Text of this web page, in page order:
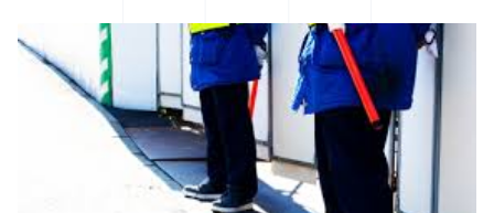
仕上げたものでしょうか。 次回もお楽しみに。
に合う人財はどのような人なのか？ 求める人物像の明確化をした上
で、 過去の活動に基づき人物像に合致しているかを判断しお互いが幸
せになれる選択を両者がとれると良いですね。 それでは、今週はこの
辺で。
ドでお送りする 水曜日のシナジーブログです。 今日は「働くことに悩
んだ時におすすめの本」を紹介します！ 先週も本にまつわるお話をし
ましたが、 またか後藤、と思いながらお付き合いください。 今日取
り上げる本は、グレッグ・マキューン著 『エッセンシャル思考』で
かが書かれています。 それをさらに短くまとめると、 “より少なく、